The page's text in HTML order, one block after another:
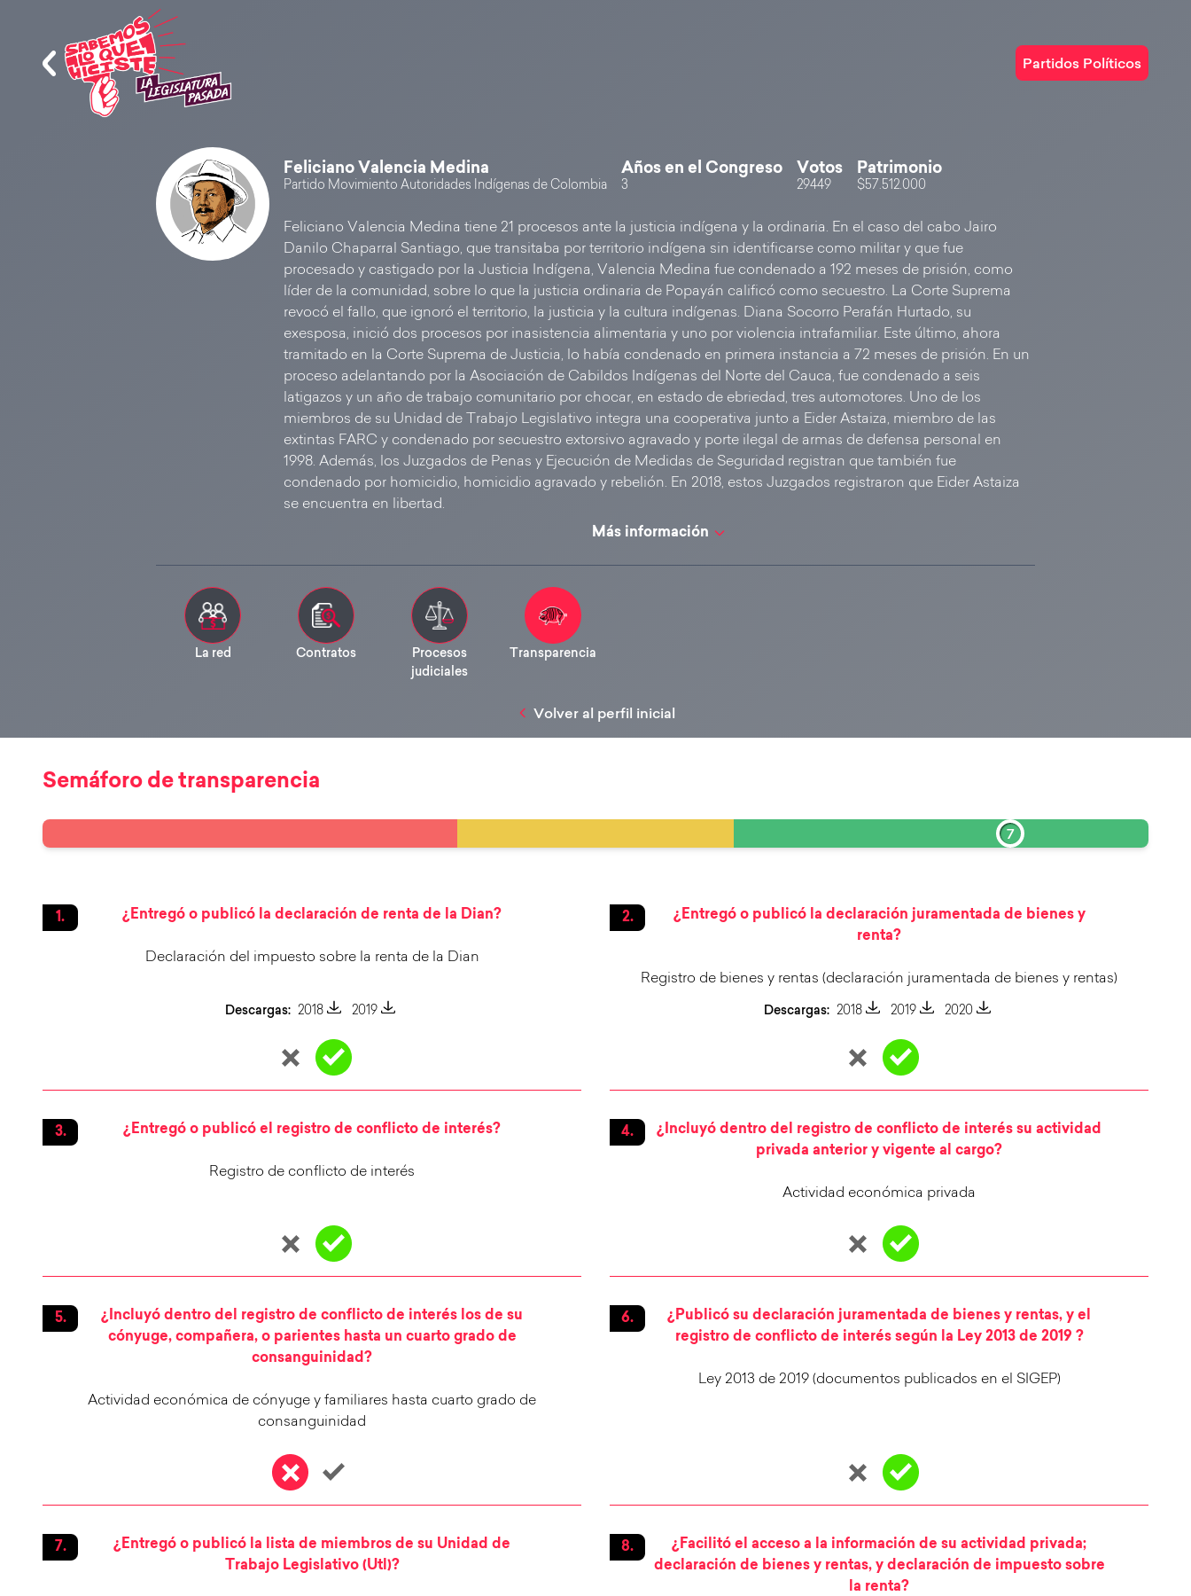
Partidos Políticos
Feliciano Valencia Medina
Partido Movimiento Autoridades Indígenas de Colombia
Años en el Congreso
3
Votos
29449
Patrimonio
$57.512.000
Feliciano Valencia Medina tiene 21 procesos ante la justicia indígena y la ordinaria. En el caso del cabo Jairo
Danilo Chaparral Santiago, que transitaba por territorio indígena sin identificarse como militar y que fue
procesado y castigado por la Justicia Indígena, Valencia Medina fue condenado a 192 meses de prisión, como
líder de la comunidad, sobre lo que la justicia ordinaria de Popayán calificó como secuestro. La Corte Suprema
revocó el fallo, que ignoró el territorio, la justicia y la cultura indígenas. Diana Socorro Perafán Hurtado, su
exesposa, inició dos procesos por inasistencia alimentaria y uno por violencia intrafamiliar. Este último, ahora
tramitado en la Corte Suprema de Justicia, lo había condenado en primera instancia a 72 meses de prisión. En un
proceso adelantando por la Asociación de Cabildos Indígenas del Norte del Cauca, fue condenado a seis
latigazos y un año de trabajo comunitario por chocar, en estado de ebriedad, tres automotores. Uno de los
miembros de su Unidad de Trabajo Legislativo integra una cooperativa junto a Eider Astaiza, miembro de las
extintas FARC y condenado por secuestro extorsivo agravado y porte ilegal de armas de defensa personal en
1998. Además, los Juzgados de Penas y Ejecución de Medidas de Seguridad registran que también fue
condenado por homicidio, homicidio agravado y rebelión. En 2018, estos Juzgados registraron que Eider Astaiza
se encuentra en libertad.
Más información
La red Contratos
Procesos
judiciales
Transparencia
Volver al perfil inicial
Semáforo de transparencia
7
¿Entregó o publicó la declaración de renta de la Dian?
Declaración del impuesto sobre la renta de la Dian
Descargas: 2018 2019
¿Entregó o publicó la declaración juramentada de bienes y
renta?
Registro de bienes y rentas (declaración juramentada de bienes y rentas)
Descargas: 2018 2019 2020
¿Entregó o publicó el registro de conflicto de interés?
Registro de conflicto de interés
¿Incluyó dentro del registro de conflicto de interés su actividad
privada anterior y vigente al cargo?
Actividad económica privada
¿Incluyó dentro del registro de conflicto de interés los de su
cónyuge, compañera, o parientes hasta un cuarto grado de
consanguinidad?
Actividad económica de cónyuge y familiares hasta cuarto grado de
consanguinidad
¿Publicó su declaración juramentada de bienes y rentas, y el
registro de conflicto de interés según la Ley 2013 de 2019 ?
Ley 2013 de 2019 (documentos publicados en el SIGEP)
¿Entregó o publicó la lista de miembros de su Unidad de
Trabajo Legislativo (Utl)?
¿Facilitó el acceso a la información de su actividad privada;
declaración de bienes y rentas, y declaración de impuesto sobre
la renta?